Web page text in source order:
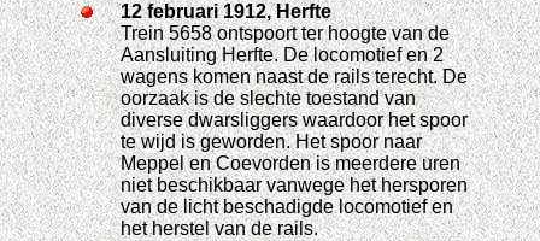
12 februari 1912, Herfte
Trein 5658 ontspoort ter hoogte van de
Aansluiting Herfte. De locomotief en 2
wagens komen naast de rails terecht. De
oorzaak is de slechte toestand van
diverse dwarsliggers waardoor het spoor
te wijd is geworden. Het spoor naar
Meppel en Coevorden is meerdere uren
niet beschikbaar vanwege het hersporen
van de licht beschadigde locomotief en
het herstel van de rails.